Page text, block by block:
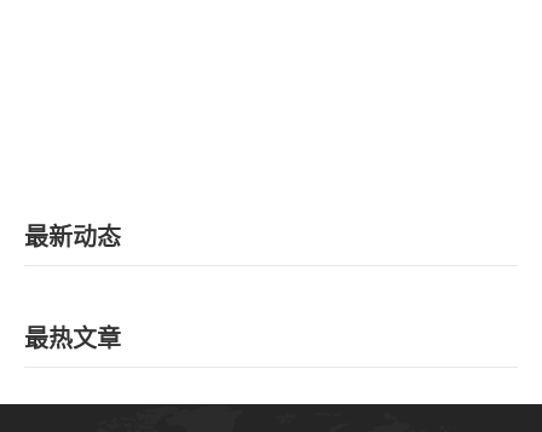
最新动态
最热文章